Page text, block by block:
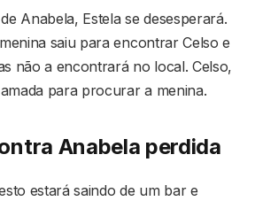
Anabela, Estela se desesperará.
saiu para encontrar Celso e
não a encontrará no local. Celso,
para procurar a menina.
Anabela perdida
estará saindo de um bar e